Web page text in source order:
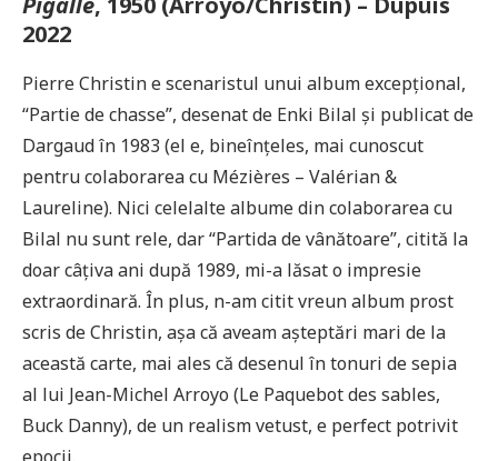
2022
Pierre Christin e scenaristul unui album excepțional,
“Partie de chasse”, desenat de Enki Bilal și publicat de
Dargaud în 1983 (el e, bineînțeles, mai cunoscut
pentru colaborarea cu Mézières – Valérian &
Laureline). Nici celelalte albume din colaborarea cu
Bilal nu sunt rele, dar “Partida de vânătoare”, citită la
doar câțiva ani după 1989, mi-a lăsat o impresie
extraordinară. În plus, n-am citit vreun album prost
scris de Christin, așa că aveam așteptări mari de la
această carte, mai ales că desenul în tonuri de sepia
al lui Jean-Michel Arroyo (Le Paquebot des sables,
Buck Danny), de un realism vetust, e perfect potrivit